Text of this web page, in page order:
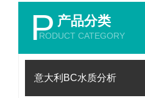
P 产品分类
RODUCT CATEGORY
意大利BC水质分析